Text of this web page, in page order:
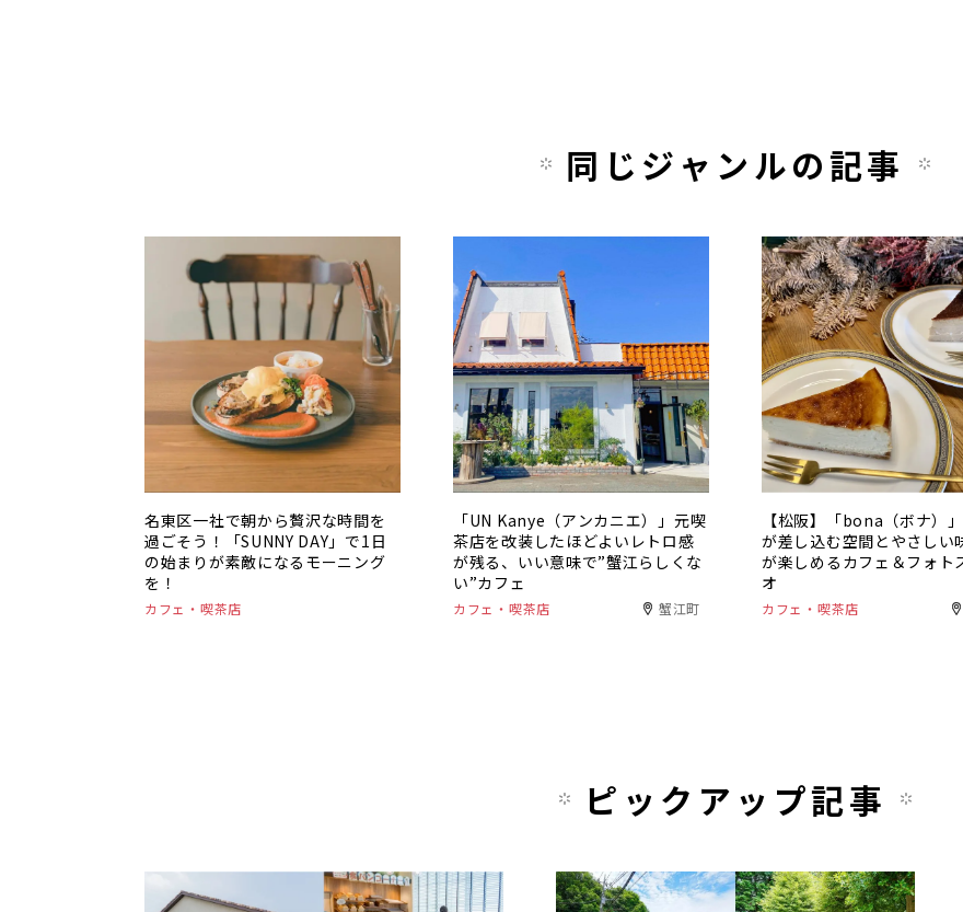
同じジャンルの記事
名東区一社で朝から贅沢な時間を
過ごそう！「SUNNY DAY」で1日
の始まりが素敵になるモーニング
を！
カフェ・喫茶店
「UN Kanye（アンカニエ）」元喫
茶店を改装したほどよいレトロ感
が残る、いい意味で”蟹江らしくな
い”カフェ
カフェ・喫茶店 蟹江町
【松阪】「bona（ボナ）
が差し込む空間とやさしい
が楽しめるカフェ＆フォト
オ
カフェ・喫茶店
ピックアップ記事